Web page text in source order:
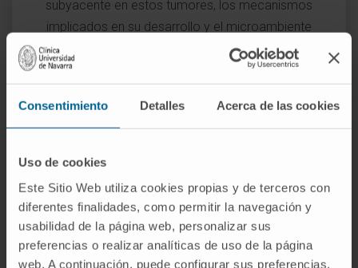
Consentimiento Detalles Acerca de las cookies
Uso de cookies
Este Sitio Web utiliza cookies propias y de terceros con
diferentes finalidades, como permitir la navegación y
usabilidad de la página web, personalizar sus
preferencias o realizar analíticas de uso de la página
web. A continuación, puede configurar sus preferencias,
subyacente en estos tumores, los mecanismos
implicados en su desarrollo y el microambiente